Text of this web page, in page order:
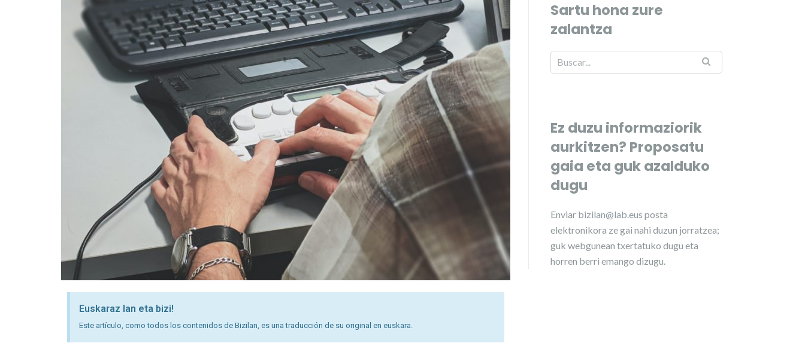
Euskaraz lan eta bizi!
Este artículo, como todos los contenidos de Bizilan, es una traducción de su original en euskara.
Sartu hona zure
zalantza
Ez duzu informaziorik
aurkitzen? Proposatu
gaia eta guk azalduko
dugu
Enviar bizilan@lab.eus posta
elektronikora ze gai nahi duzun jorratzea;
guk webgunean txertatuko dugu eta
horren berri emango dizugu.